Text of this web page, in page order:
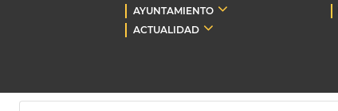
AYUNTAMIENTO
ACTUALIDAD